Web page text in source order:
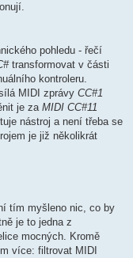
pohledu - řečí
transformovat v části
kontroleru.
MIDI zprávy CC#1
je za MIDI CC#11
nástroj a není třeba se
je již několikrát
tím myšleno nic, co by
je to jedna z
mocných. Kromě
více: filtrovat MIDI